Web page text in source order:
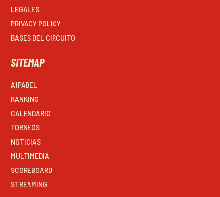
LEGALES
PRIVACY POLICY
BASES DEL CIRCUITO
SITEMAP
A1PADEL
RANKING
CALENDARIO
TORNEOS
NOTICIAS
MULTIMEDIA
SCOREBOARD
STREAMING